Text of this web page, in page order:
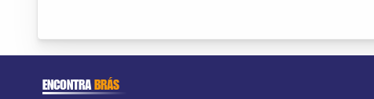
ENCONTRABRÁS